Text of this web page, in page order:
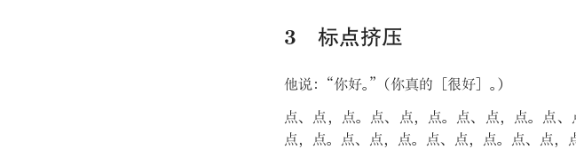
标点挤压
他说 ： “你好。
” （你真的［很好］ 。）
点、 点 ， 点。 点、 点 ， 点。 点、 点 ， 点。 点、
点 ， 点。 点、 点 ， 点。 点、 点 ， 点。 点、 点 ，